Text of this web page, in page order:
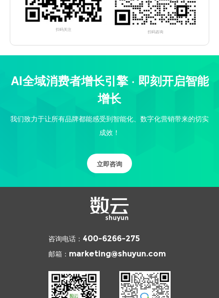
扫码关注 扫码咨询
AI全域消费者增长引擎 · 即刻开启智能
增长
我们致力于让所有品牌都能感受到智能化、数字化营销带来的切实
成效！
立即咨询
咨询电话： 400-6266-275
邮箱： marketing@shuyun.com